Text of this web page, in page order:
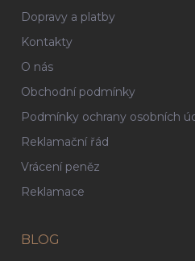
Dopravy a platby
Kontakty
O nás
Obchodní podmínky
Podmínky ochrany osobních
Reklamační řád
Vrácení peněz
Reklamace
BLOG